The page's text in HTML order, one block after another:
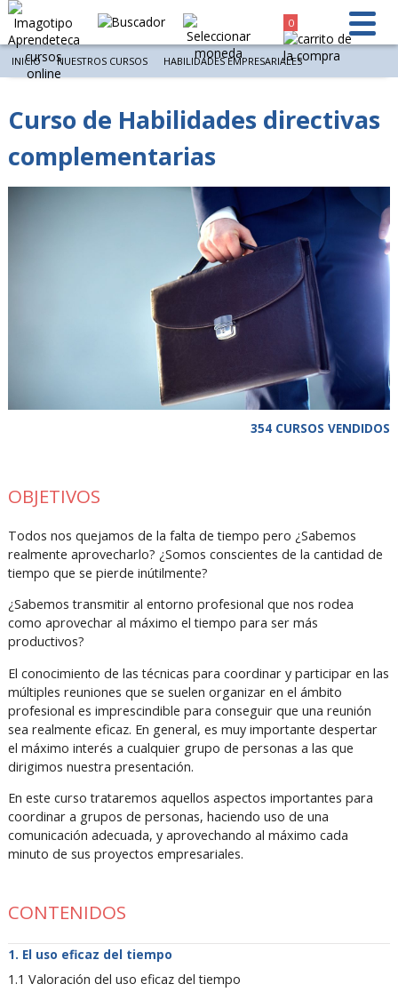
0
INICIO NUESTROS CURSOS HABILIDADES EMPRESARIALES
Curso de Habilidades directivas
complementarias
354 CURSOS VENDIDOS
OBJETIVOS
Todos nos quejamos de la falta de tiempo pero ¿Sabemos
realmente aprovecharlo? ¿Somos conscientes de la cantidad de
tiempo que se pierde inútilmente?
¿Sabemos transmitir al entorno profesional que nos rodea
como aprovechar al máximo el tiempo para ser más
productivos?
El conocimiento de las técnicas para coordinar y participar en las
múltiples reuniones que se suelen organizar en el ámbito
profesional es imprescindible para conseguir que una reunión
sea realmente eficaz. En general, es muy importante despertar
el máximo interés a cualquier grupo de personas a las que
dirigimos nuestra presentación.
En este curso trataremos aquellos aspectos importantes para
coordinar a grupos de personas, haciendo uso de una
comunicación adecuada, y aprovechando al máximo cada
minuto de sus proyectos empresariales.
CONTENIDOS
El uso eficaz del tiempo
1.1 Valoración del uso eficaz del tiempo